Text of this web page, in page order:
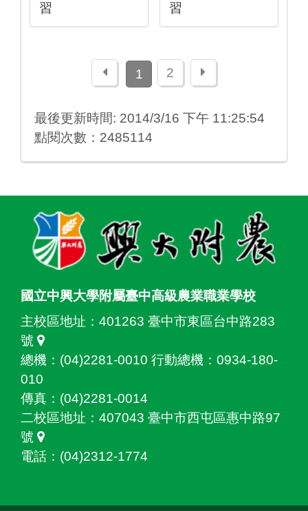
習
習
上一頁1 2 下一頁
最後更新時間: 2014/3/16 下午 11:25:54
點閱次數：2485114
國立中興大學附屬臺中高級農業職業學校
主校區地址： 401263 臺中市東區台中路283
號
總機：(04)2281-0010 行動總機：0934-180-
010
傳真：(04)2281-0014
二校區地址： 407043 臺中市西屯區惠中路97
號
電話：(04)2312-1774